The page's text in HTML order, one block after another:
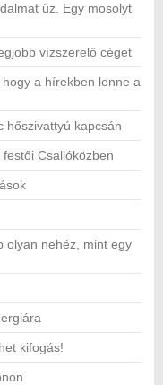
űz. Egy mosolyt
vízszerelő céget
a hírekben lenne a
hőszivattyú kapcsán
Csallóközben
olyan nehéz, mint egy
kifogás!